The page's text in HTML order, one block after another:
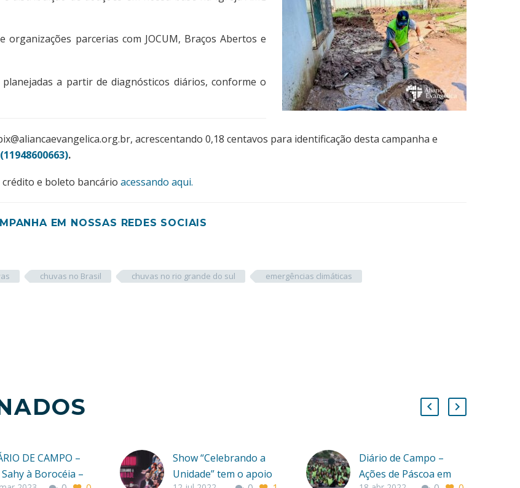
parcerias com JOCUM, Braços Abertos e
a partir de diagnósticos diários, conforme o
, acrescentando 0,18 centavos para identificação desta campanha e
.
e boleto bancário acessando aqui.
EM NOSSAS REDES SOCIAIS
chuvas no Brasil chuvas no rio grande do sul
emergências climáticas
DE CAMPO –
à Borocéia –
Show “Celebrando a
Unidade” tem o apoio
Diário de Campo –
Ações de Páscoa em